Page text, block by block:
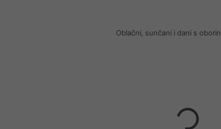
Oblačni, sunčani i dani s